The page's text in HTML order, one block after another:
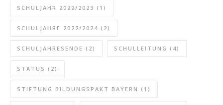
SCHULJAHR 2022/2023 (1)
SCHULJAHRE 2022/2024 (2)
SCHULJAHRESENDE (2) SCHULLEITUNG (4)
STATUS (2)
STIFTUNG BILDUNGSPAKT BAYERN (1)